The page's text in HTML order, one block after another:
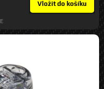
Vložit do košíku